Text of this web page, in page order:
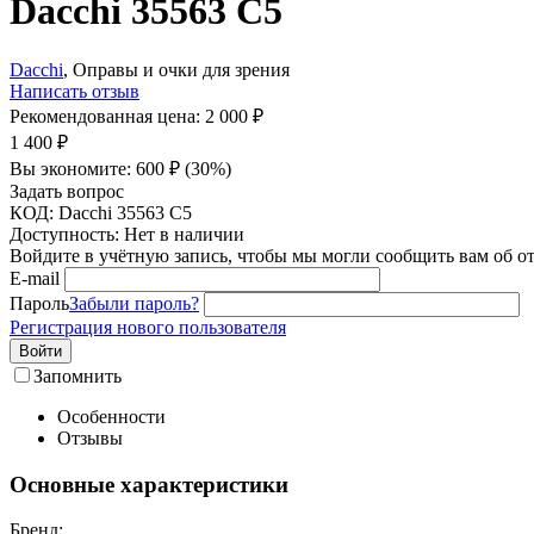
Dacchi 35563 C5
Dacchi, Оправы и очки для зрения
Написать отзыв
Рекомендованная цена: 2 000 ₽
1 400 ₽
Вы экономите: 600 ₽ (30%)
Задать вопрос
КОД: Dacchi 35563 C5
Доступность: Нет в наличии
Войдите в учётную запись, чтобы мы могли сообщить вам об
E-mail
ПарольЗабыли пароль?
Регистрация нового пользователя
Войти
Запомнить
Особенности
Отзывы
Основные характеристики